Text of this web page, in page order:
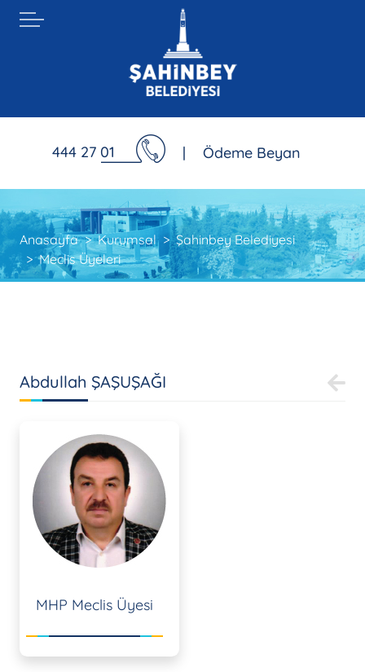
444 27 01 | Ödeme Beyan
Anasayfa Kurumsal
Şahinbey Belediyesi
Meclis Üyeleri
Abdullah ŞAŞUŞAĞI
MHP Meclis Üyesi